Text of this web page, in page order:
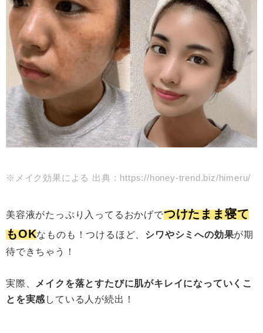
※メイク効果による 出典：https://honey-trend.biz/himeru/
美容液がたっぷり入ってるおかげでつけたまま寝て
もOKなものも！つけるほど、 シワやシミへの効果が期
待できちゃう！
実際、
メイクを落とすたびに肌がキレイになっていくこ
とを実感 している人が続出！